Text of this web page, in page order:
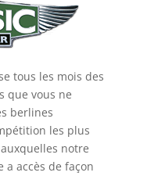
tous les mois des
que vous ne
berlines
les plus
notre
accès de façon